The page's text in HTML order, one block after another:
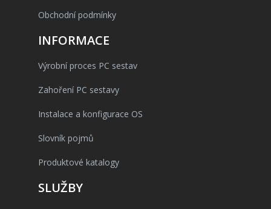
Obchodní podmínky
INFORMACE
Výrobní proces PC sestav
Zahoření PC sestavy
Instalace a konfigurace OS
Slovník pojmů
Produktové katalogy
SLUŽBY